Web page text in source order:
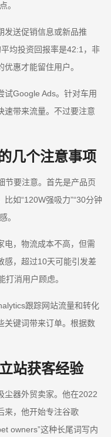
。
发送促销信息或新品推
均投资回报率是42:1，非
惠才能留住用户。
试Google Ads。针对车用
速带来流量。不过要注意
几个注意事项
节要注意。首先是产品页
如“120W强吸力”“30分钟
。
电，物流成本不高，但需
感，超过10天可能引发差
消用户顾虑。
跟踪网站流量和转化
关键词带来订单。根据数
站获客经验
尘器外贸卖家。他在2022
来，他开始专注谷歌
owners”这种长尾词写内